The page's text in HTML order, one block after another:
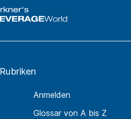
Rubriken
Anmelden
Glossar von A bis Z